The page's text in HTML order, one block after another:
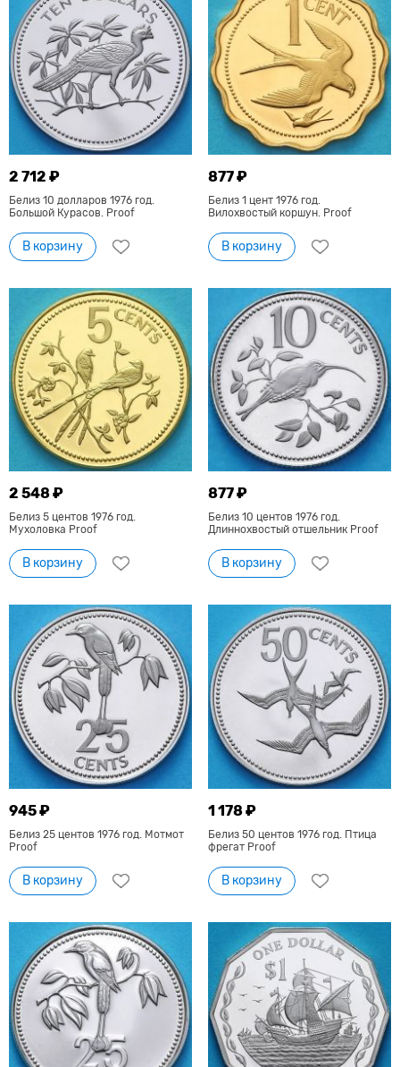
2 712 ₽
Белиз 10 долларов 1976 год.
Большой Курасов. Proof
В корзину
877 ₽
Белиз 1 цент 1976 год.
Вилохвостый коршун. Proof
В корзину
2 548 ₽
Белиз 5 центов 1976 год.
Мухоловка Proof
В корзину
877 ₽
Белиз 10 центов 1976 год.
Длиннохвостый отшельник Proof
В корзину
945 ₽
Белиз 25 центов 1976 год. Мотмот
Proof
В корзину
1 178 ₽
Белиз 50 центов 1976 год. Птица
фрегат Proof
В корзину